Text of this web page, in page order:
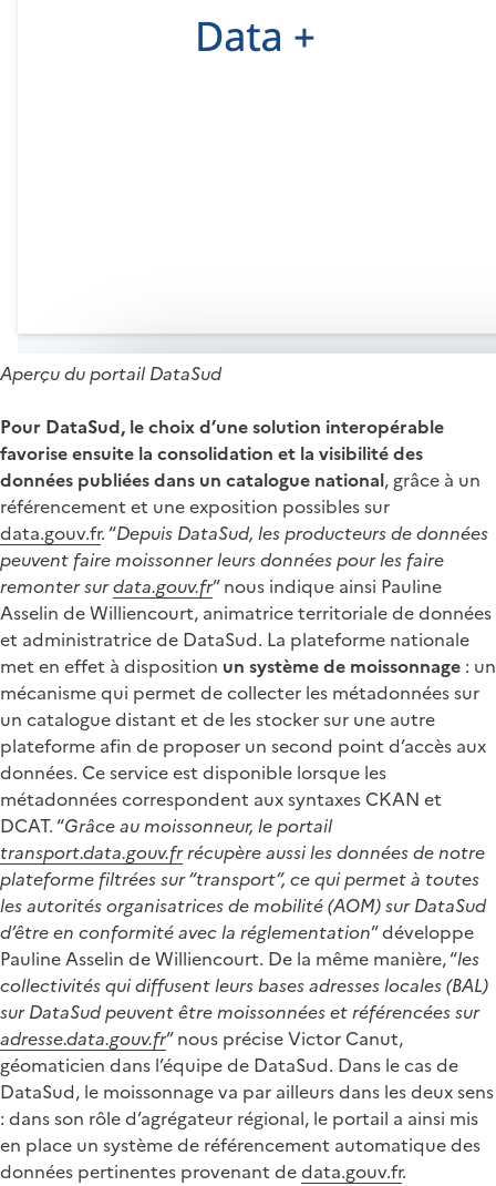
Aperçu du portail DataSud
Pour DataSud, le choix d’une solution interopérable
favorise ensuite la consolidation et la visibilité des
données publiées dans un catalogue national, grâce à un
référencement et une exposition possibles sur
data.gouv.fr. “Depuis DataSud, les producteurs de données
peuvent faire moissonner leurs données pour les faire
remonter surdata.gouv.fr” nous indique ainsi Pauline
Asselin de Williencourt, animatrice territoriale de données
et administratrice de DataSud. La plateforme nationale
met en effet à disposition un système de moissonnage : un
mécanisme qui permet de collecter les métadonnées sur
un catalogue distant et de les stocker sur une autre
plateforme afin de proposer un second point d’accès aux
données. Ce service est disponible lorsque les
métadonnées correspondent aux syntaxes CKAN et
DCAT. “Grâce au moissonneur, le portail
transport.data.gouv.frrécupère aussi les données de notre
plateforme filtrées sur “transport”, ce qui permet à toutes
les autorités organisatrices de mobilité (AOM) sur DataSud
d’être en conformité avec la réglementation” développe
Pauline Asselin de Williencourt. De la même manière, “les
collectivités qui diffusent leurs bases adresses locales (BAL)
sur DataSud peuvent être moissonnées et référencées sur
adresse.data.gouv.fr” nous précise Victor Canut,
géomaticien dans l’équipe de DataSud. Dans le cas de
DataSud, le moissonnage va par ailleurs dans les deux sens
: dans son rôle d’agrégateur régional, le portail a ainsi mis
en place un système de référencement automatique des
données pertinentes provenant dedata.gouv.fr.